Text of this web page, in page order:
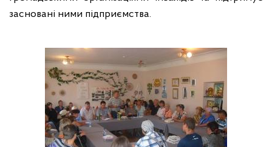
засновані ними підприємства.